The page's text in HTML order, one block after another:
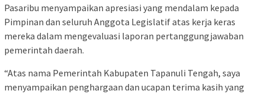
Pasaribu menyampaikan apresiasi yang mendalam kepada
Pimpinan dan seluruh Anggota Legislatif atas kerja keras
mereka dalam mengevaluasi laporan pertanggungjawaban
pemerintah daerah.
“Atas nama Pemerintah Kabupaten Tapanuli Tengah, saya
menyampaikan penghargaan dan ucapan terima kasih yang